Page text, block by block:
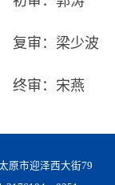
复审：梁少波
终审：宋燕
原市迎泽西大街79